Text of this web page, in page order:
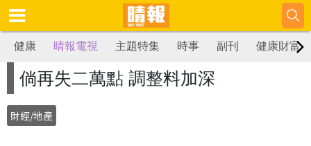
健康 晴報電視 主題特集 時事 副刊 健康財富
倘再失二萬點 調整料加深
財經/地產